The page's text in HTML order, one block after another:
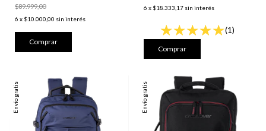
$89.999,00
6 x $10.000,00 sin interés
6 x $18.333,17 sin interés
(1)
Envío gratis Envío gratis